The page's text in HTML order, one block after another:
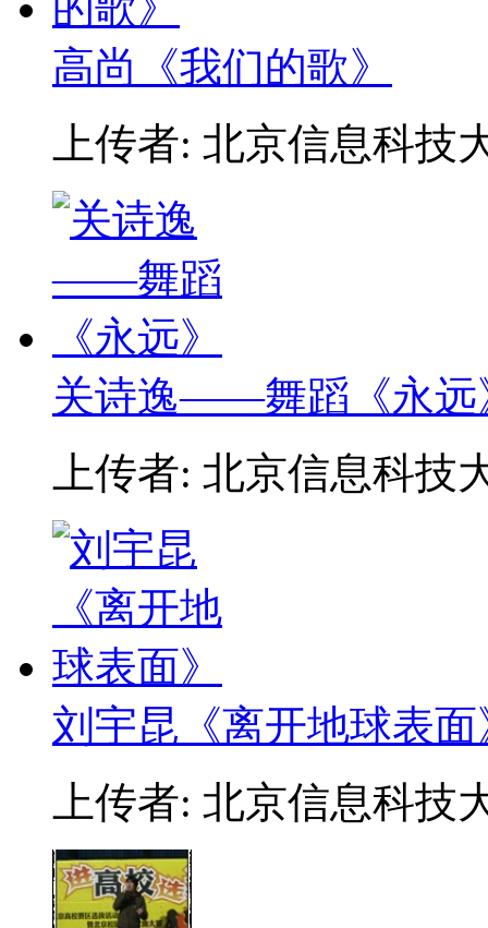
高尚《我们的歌》
上传者: 北京信息科技
关诗逸——舞蹈《永远
上传者: 北京信息科技
刘宇昆《离开地球表面
上传者: 北京信息科技